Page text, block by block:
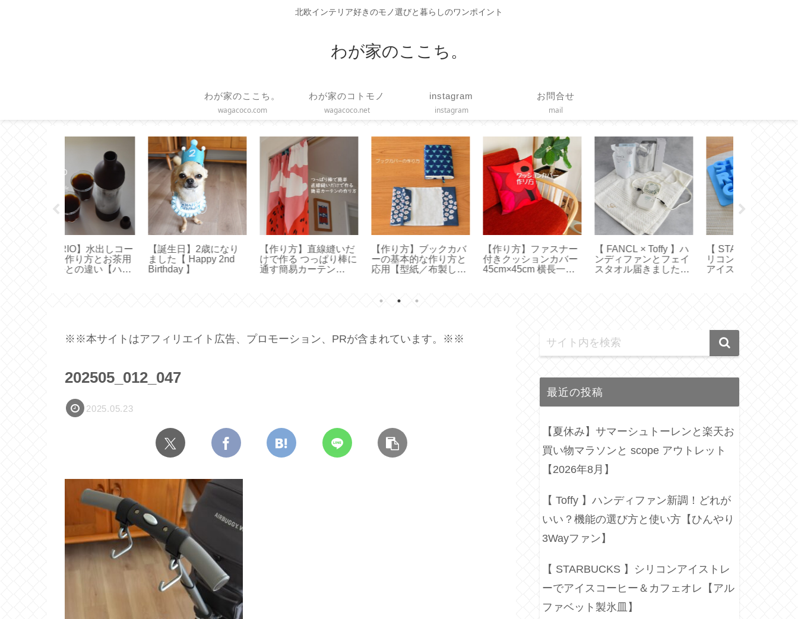
北欧インテリア好きのモノ選びと暮らしのワンポイント
わが家のここち。
わが家のここち。
wagacoco.com
わが家のコトモノ
wagacoco.net
instagram
instagram
お問合せ
mail
【 STARBUCKS 】シ
リコンアイストレーで
アイスコーヒー＆カフ
【無印良品】取り外し
て洗えるテープが便
利！帽子の汚れ防止テ
【 STARBUCKS 】ス
マトラ マサ デパン 3種
どれを選ぶ？【スター
【 VAKUEN 】使いや
すいサイズはどれ？容
器と水切りトレイのサ
【 FANCL 】ツモリチ
サト コラボの保冷バッ
グと保冷ボトルが可愛
【 Toffy 】ハンディフ
ァン新調！どれがい
い？機能の選び方と使
※※本サイトはアフィリエイト広告、プロモーション、PRが含まれています。※※
202505_012_047
2025.05.23
最近の投稿
【夏休み】サマーシュトーレンと楽天お
買い物マラソンと scope アウトレット
【2026年8月】
【 Toffy 】ハンディファン新調！どれが
いい？機能の選び方と使い方【ひんやり
3Wayファン】
【 STARBUCKS 】シリコンアイストレ
ーでアイスコーヒー＆カフェオレ【アル
ファベット製氷皿】